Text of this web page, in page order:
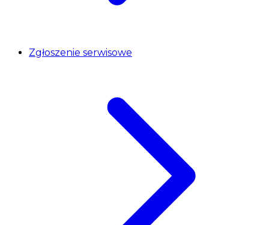
Zgłoszenie serwisowe